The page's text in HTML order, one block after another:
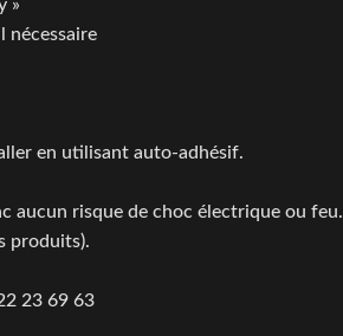
»
nécessaire
en utilisant auto-adhésif.
aucun risque de choc électrique ou feu.
produits).
23 69 63